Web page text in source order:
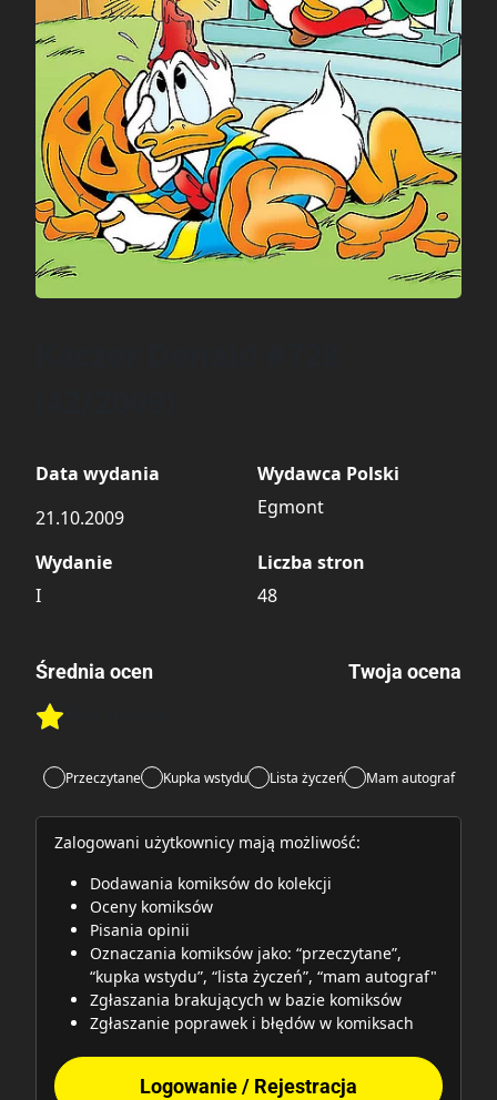
Data wydania
21.10.2009
Wydawca Polski
Egmont
Wydanie
I
Liczba stron
48
Średnia ocen
Rate this item:
Twoja ocena
Przeczytane Kupka wstydu Lista życzeń Mam autograf
Zalogowani użytkownicy mają możliwość:
Dodawania komiksów do kolekcji
Oceny komiksów
Pisania opinii
Oznaczania komiksów jako: “przeczytane”,
“kupka wstydu”, “lista życzeń”, “mam autograf"
Zgłaszania brakujących w bazie komiksów
Zgłaszanie poprawek i błędów w komiksach
Logowanie / Rejestracja